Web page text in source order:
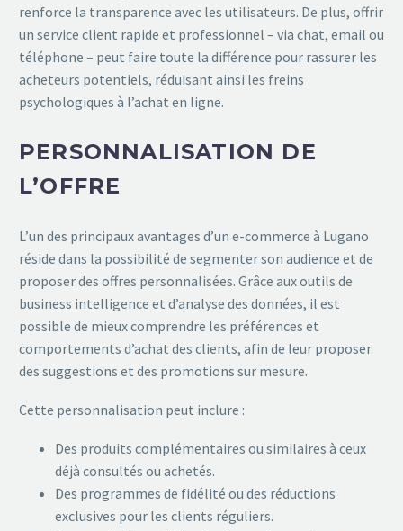
renforce la transparence avec les utilisateurs. De plus, offrir
un service client rapide et professionnel – via chat, email ou
téléphone – peut faire toute la différence pour rassurer les
acheteurs potentiels, réduisant ainsi les freins
psychologiques à l’achat en ligne.
PERSONNALISATION DE
L’OFFRE
L’un des principaux avantages d’un e-commerce à Lugano
réside dans la possibilité de segmenter son audience et de
proposer des offres personnalisées. Grâce aux outils de
business intelligence et d’analyse des données, il est
possible de mieux comprendre les préférences et
comportements d’achat des clients, afin de leur proposer
des suggestions et des promotions sur mesure.
Cette personnalisation peut inclure :
Des produits complémentaires ou similaires à ceux
déjà consultés ou achetés.
Des programmes de fidélité ou des réductions
exclusives pour les clients réguliers.